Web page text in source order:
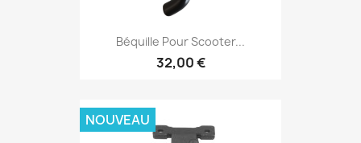
Béquille Pour Scooter...
32,00 €
NOUVEAU